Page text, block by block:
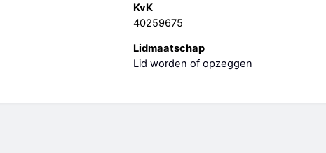
KvK
40259675
Lidmaatschap
Lid worden of opzeggen